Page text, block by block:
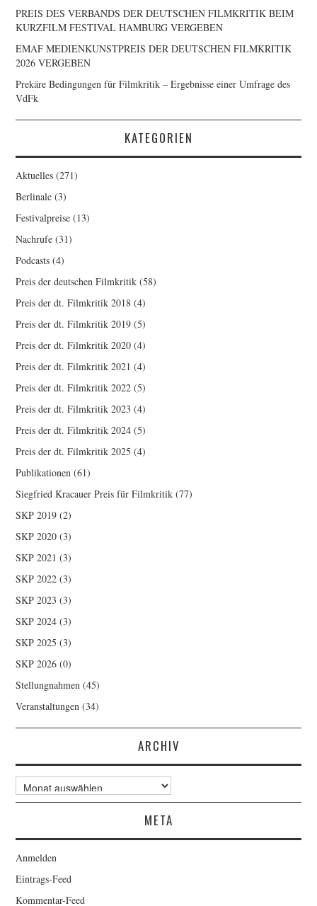
PREIS DES VERBANDS DER DEUTSCHEN FILMKRITIK BEIM
KURZFILM FESTIVAL HAMBURG VERGEBEN
EMAF MEDIENKUNSTPREIS DER DEUTSCHEN FILMKRITIK
2026 VERGEBEN
Prekäre Bedingungen für Filmkritik – Ergebnisse einer Umfrage des
VdFk
KATEGORIEN
Aktuelles (271)
Berlinale (3)
Festivalpreise (13)
Nachrufe (31)
Podcasts (4)
Preis der deutschen Filmkritik (58)
Preis der dt. Filmkritik 2018 (4)
Preis der dt. Filmkritik 2019 (5)
Preis der dt. Filmkritik 2020 (4)
Preis der dt. Filmkritik 2021 (4)
Preis der dt. Filmkritik 2022 (5)
Preis der dt. Filmkritik 2023 (4)
Preis der dt. Filmkritik 2024 (5)
Preis der dt. Filmkritik 2025 (4)
Publikationen (61)
Siegfried Kracauer Preis für Filmkritik (77)
SKP 2019 (2)
SKP 2020 (3)
SKP 2021 (3)
SKP 2022 (3)
SKP 2023 (3)
SKP 2024 (3)
SKP 2025 (3)
SKP 2026 (0)
Stellungnahmen (45)
Veranstaltungen (34)
ARCHIV
Archiv
META
Anmelden
Eintrags-Feed
Kommentar-Feed